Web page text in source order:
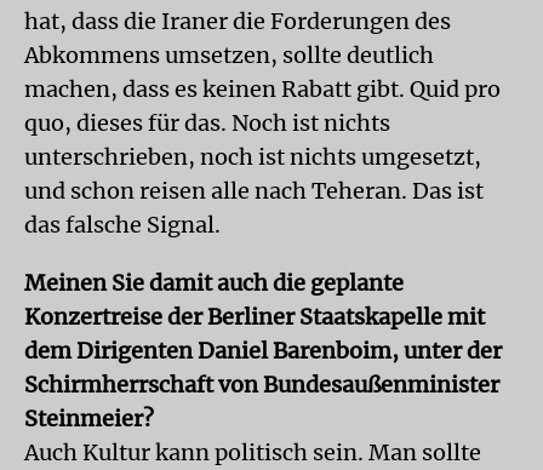
hat, dass die Iraner die Forderungen des
Abkommens umsetzen, sollte deutlich
machen, dass es keinen Rabatt gibt. Quid pro
quo, dieses für das. Noch ist nichts
unterschrieben, noch ist nichts umgesetzt,
und schon reisen alle nach Teheran. Das ist
das falsche Signal.
Meinen Sie damit auch die geplante
Konzertreise der Berliner Staatskapelle mit
dem Dirigenten Daniel Barenboim, unter der
Schirmherrschaft von Bundesaußenminister
Steinmeier?
Auch Kultur kann politisch sein. Man sollte